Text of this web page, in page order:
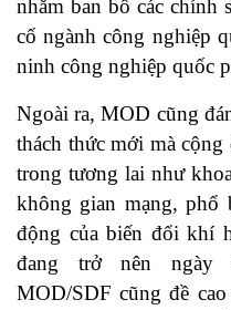
nhằm ban bố các chính
cố ngành công nghiệp
ninh công nghiệp quốc
Ngoài ra, MOD cũng
thách thức mới mà
trong tương lai như
không gian mạng, phổ
động của biến đổi khí
đang trở nên ngày
MOD/SDF cũng đề